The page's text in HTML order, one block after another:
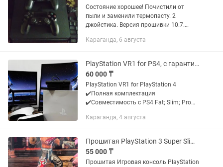
Состояние хорошее! Почистили от
пыли и заменили термопасту. 2
джойстика. Версия прошивки 10.7.
Караганда, 6 августа
PlayStation VR1 for PS4, с гарантией, доставкой, в отличном состоянии
60 000 ₸
PlayStation VR1 for PlayStation 4
✔️Полная комплектация
✔️Совместимость с PS4 Fat; Slim; Pro
доставка по КЗ и отправка в СНГ 💸
📞...
Караганда, 4 августа
Прошитая PlayStation 3 Super Slim, 1 геймпад в комплекте, 500GB,с гарантией
55 000 ₸
Прошитая Игровая консоль PlayStation